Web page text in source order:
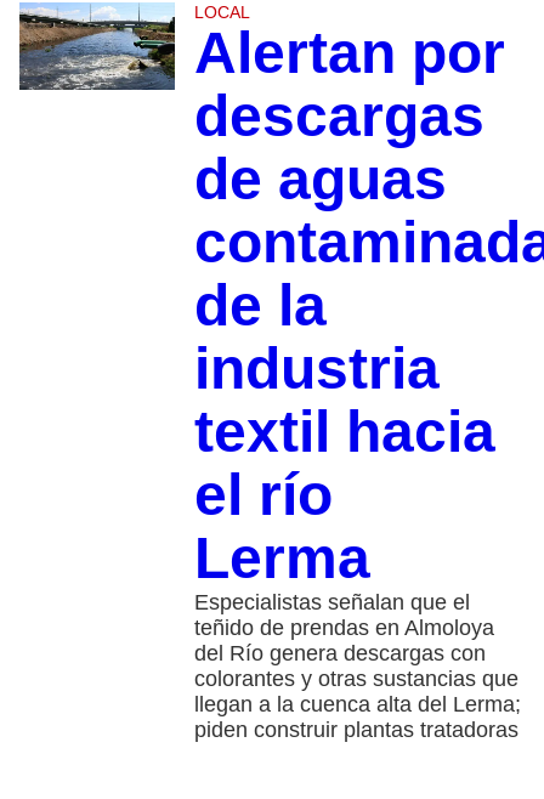
LOCAL
Alertan por
descargas
de aguas
de la
industria
textil hacia
el río
Lerma
Especialistas señalan que el
teñido de prendas en Almoloya
del Río genera descargas con
colorantes y otras sustancias que
llegan a la cuenca alta del Lerma;
piden construir plantas tratadoras